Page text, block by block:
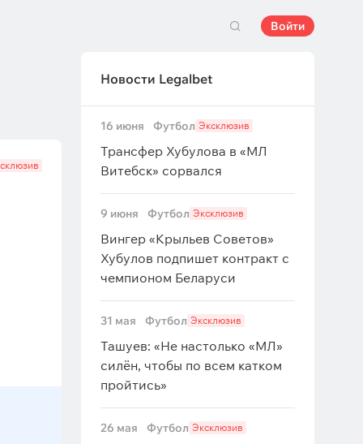
Войти
Новости Legalbet
16 июня Футбол Эксклюзив
Трансфер Хубулова в «МЛ
Витебск» сорвался
9 июня Футбол Эксклюзив
Вингер «Крыльев Советов»
Хубулов подпишет контракт с
чемпионом Беларуси
31 мая Футбол Эксклюзив
Ташуев: «Не настолько «МЛ»
силён, чтобы по всем катком
пройтись»
26 мая Футбол Эксклюзив